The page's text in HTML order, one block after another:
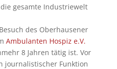
gesamte Industriewelt
des Oberhausener
Ambulanten Hospiz e.V.
8 Jahren tätig ist. Vor
journalistischer Funktion